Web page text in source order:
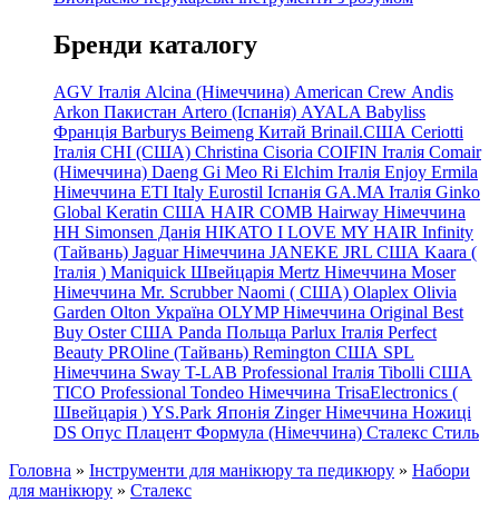
Бренди каталогу
AGV Італія Alcina (Німеччина) American Crew Andis
Arkon Пакистан Artero (Іспанія) AYALA Babyliss
Франція Barburys Beimeng Китай Brinail.США Ceriotti
Італія CHI (США) Christina Cisoria COIFIN Італія Comair
(Німеччина) Daeng Gi Meo Ri Elchim Італія Enjoy Ermila
Німеччина ETI Italy Eurostil Іспанія GA.MA Італія Ginko
Global Keratin США HAIR COMB Hairway Німеччина
HH Simonsen Данія HIKATO I LOVE MY HAIR Infinity
(Тайвань) Jaguar Німеччина JANEKE JRL США Kaara (
Італія ) Maniquick Швейцарія Mertz Німеччина Moser
Німеччина Mr. Scrubber Naomi ( США) Olaplex Olivia
Garden Olton Україна OLYMP Німеччина Original Best
Buy Oster США Panda Польща Parlux Італія Perfect
Beauty PROline (Тайвань) Remington США SPL
Німеччина Sway T-LAB Professional Італія Tibolli США
TICO Professional Tondeo Німеччина TrisaElectronics (
Швейцарія ) YS.Park Японія Zinger Німеччина Ножиці
DS Опус Плацент Формула (Німеччина) Сталекс Стиль
Головна » Інструменти для манікюру та педикюру » Набори
для манікюру » Сталекс